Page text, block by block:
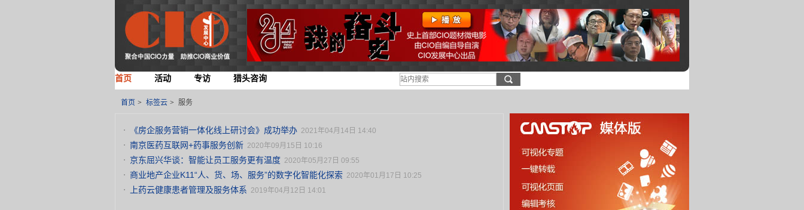
首页 活动 专访 猎头咨询
首页 > 标签云 > 服务
《房企服务营销一体化线上研讨会》成功举办 2021年04月14日 14:40
南京医药互联网+药事服务创新 2020年09月15日 10:16
京东屈兴华谈：智能让员工服务更有温度 2020年05月27日 09:55
商业地产企业K11“人、货、场、服务”的数字化智能化探索 2020年01月17日 10:25
上药云健康患者管理及服务体系 2019年04月12日 14:01